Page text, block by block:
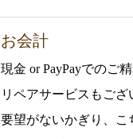
お会計
現金 or PayPayでのご
リペアサービスもご
要望がないかぎり、